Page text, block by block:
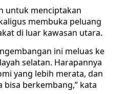
untuk menciptakan
membuka peluang
di luar kawasan utara.
ini meluas ke
selatan. Harapannya
yang lebih merata, dan
berkembang,” kata